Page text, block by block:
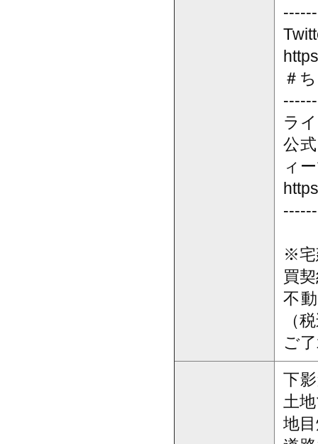
＃
ラ
公
ィ
※宅
買
不
（
ご
下
土
地